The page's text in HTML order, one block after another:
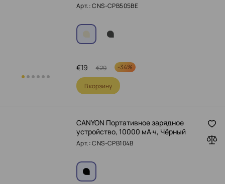
Арт.: CNS-CPB505BE
19
€ 29
€ -34%
В корзину
CANYON Портативное зарядное
устройство, 10000 мА·ч, Чёрный
Арт.: CNS-CPB104B